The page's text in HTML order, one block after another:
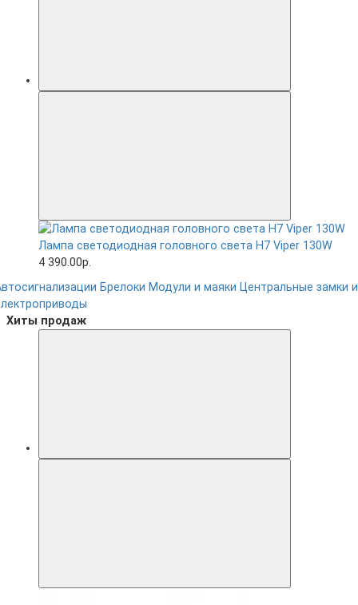
Лампа светодиодная головного света H7 Viper 130W
4 390.00р.
Брелоки Модули и маяки Центральные замки и
Хиты продаж